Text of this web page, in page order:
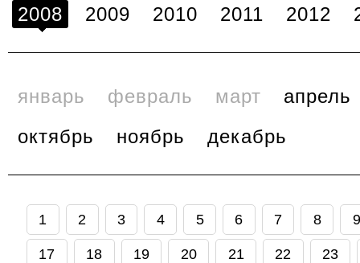
2008 2009 2010 2011 2012
январь февраль март
апрель
октябрь
ноябрь декабрь
1 2 3 4 5 6 7 8 9
17 18 19 20 21 22 23